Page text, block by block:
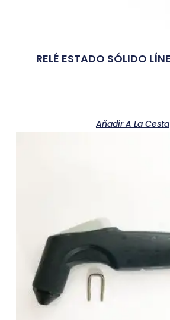
RELÉ ESTADO SÓLIDO
Añadir A La Cesta